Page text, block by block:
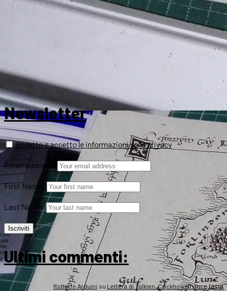
Newsletter
Ho letto e accetto le informazioni sulla privacy
Email Address:
First Name:
Last Name:
Ultimi commenti:
Roberto Arduini su Lettera di Tolkien, Crickhowell vince l’asta